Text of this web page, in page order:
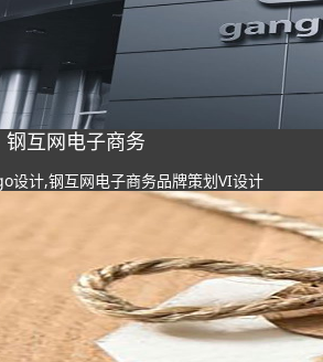
钢互网电子商务
设计,钢互网电子商务品牌策划VI设计